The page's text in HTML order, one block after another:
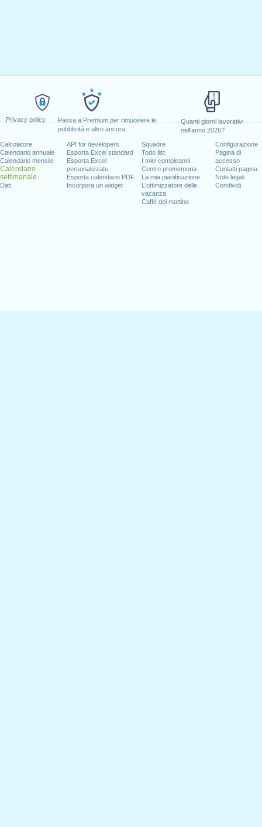
Privacy policy
Passa a Premium per rimuovere le
pubblicità e altro ancora
Quanti giorni lavorativi
nell'anno 2026?
Calcolatore
Calendario annuale
Calendario mensile
Calendario
settimanale
Dati
API for developers
Esporta Excel standard
Esporta Excel
personalizzato
Esporta calendario PDF
Incorpora un widget
Squadre
Todo list
I miei compleanni
Centro promemoria
La mia pianificazione
L'ottimizzatore delle
vacanza
Caffè del mattino
Configurazione
Pagina di
accesso
Contatti pagina
Note legali
Condividi